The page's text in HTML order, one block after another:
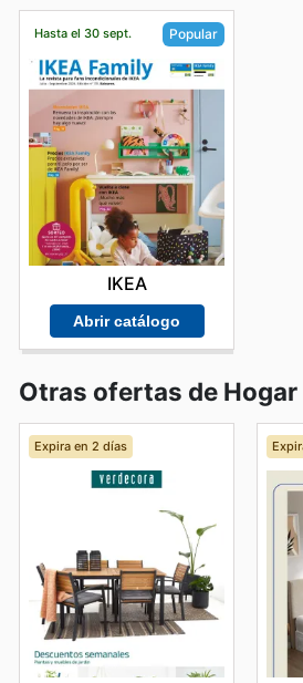
Hasta el 30 sept. Popular
IKEA
Abrir catálogo
Otras ofertas de Hogar
Expira en 2 días